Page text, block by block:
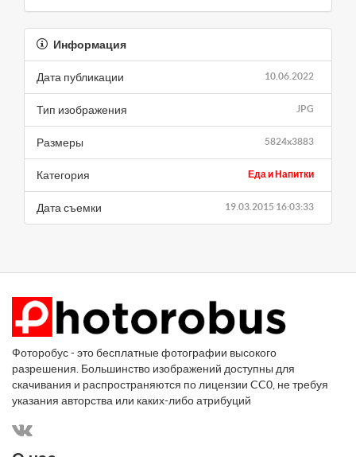
Информация
10.06.2022
Дата публикации
JPG
Тип изображения
5824x3883
Размеры
Еда и Напитки
Категория
19.03.2015 16:03:33
Дата съемки
Фоторобус - это бесплатные фотографии высокого
разрешения. Большинство изображений доступны для
скачивания и распространяются по лицензии CC0, не требуя
указания авторства или каких-либо атрибуций